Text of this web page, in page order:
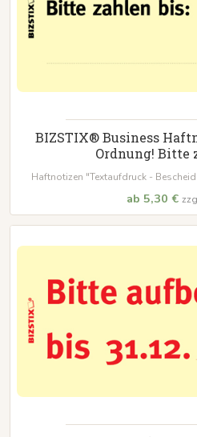
BIZSTIX® Business
Ordnung! Bitte
Haftnotizen "Textaufdruck -
ab 5,30 €